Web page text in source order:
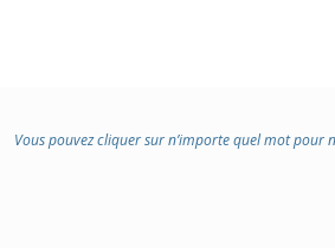
Vous pouvez cliquer sur n’importe quel mot pour